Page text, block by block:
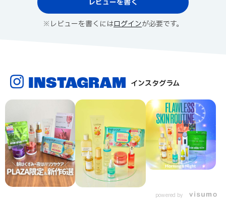
※レビューを書くにはログインが必要です。
INSTAGRAM インスタグラム
powered by